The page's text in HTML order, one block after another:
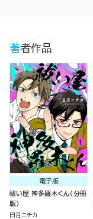
著者作品
電子版
祓い屋 神多羅木くん（分冊
版）
日月ニチカ